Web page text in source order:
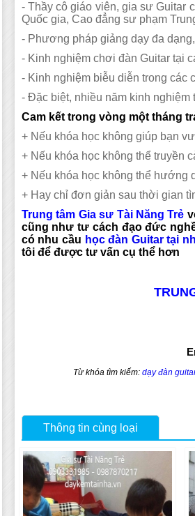
- Thầy cô giáo viên, gia sư Guitar
Quốc gia, Cao đẳng sư phạm
- Phương pháp giảng dạy đa
- Kinh nghiệm chơi đàn Guitar tại
- Kinh nghiệm biễu diễn trong các
- Đặc biệt, nhiều năm kinh nghiệm
Cam kết trong vòng một tháng
+ Nếu khóa học không giúp bạn
+ Nếu khóa học không thể truyền
+ Nếu khóa học không thể hướng
+ Hay chỉ đơn giản sau thời gian
Trung tâm Gia sư Tài Năng Trẻ
cũng như tư cách đạo đức
có nhu cầu học đàn Guitar tại
tôi để được tư vấn cụ thể hơn
Từ khóa tìm kiếm:dạy đàn
Thông tin cùng loại